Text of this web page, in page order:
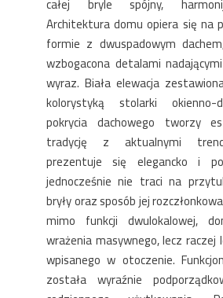
Architektura domu opiera się na
formie z dwuspadowym
wzbogacona detalami
wyraz. Biała elewacja
kolorystyką stolarki okienno-
pokrycia dachowego tworzy
tradycję z aktualnymi
prezentuje się elegancko i
jednocześnie nie traci na
bryły oraz sposób jej
mimo funkcji dwulokalowej,
wrażenia masywnego, lecz raczej
wpisanego w otoczenie.
została wyraźnie